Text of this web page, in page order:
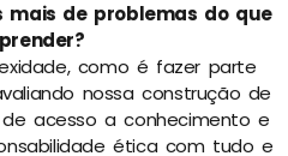
mais de problemas do que
como é fazer parte
nossa construção de
acesso a conhecimento e
ética com tudo e